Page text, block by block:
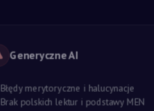
Generyczne AI
Błędy merytoryczne i halucynacje
Brak polskich lektur i podstawy MEN